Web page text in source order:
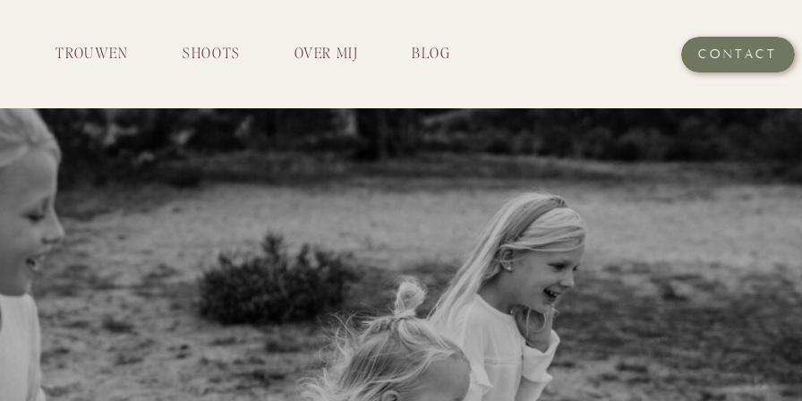
CONTACT
OVER MIJ
TROUWEN SHOOTS BLOG